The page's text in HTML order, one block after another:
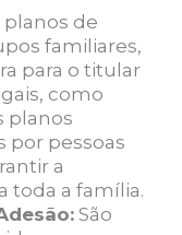
planos de
familiares,
para o titular
como
planos
por pessoas
a
toda a família.
São